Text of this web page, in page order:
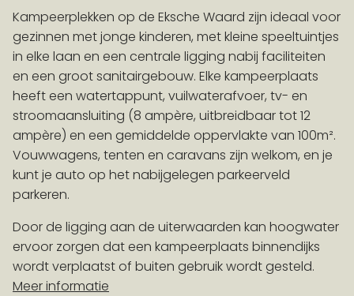
VROEGBOEKVOORDEEL
Boek > 100 dagen vóór aankomst en ontvang 10%
korting op accommodaties!Actievoorwaarden
Kampeerplekken op de Eksche Waard zijn ideaal voor
gezinnen met jonge kinderen, met kleine speeltuintjes
in elke laan en een centrale ligging nabij faciliteiten
en een groot sanitairgebouw. Elke kampeerplaats
heeft een watertappunt, vuilwaterafvoer, tv- en
stroomaansluiting (8 ampère, uitbreidbaar tot 12
ampère) en een gemiddelde oppervlakte van 100m².
Vouwwagens, tenten en caravans zijn welkom, en je
kunt je auto op het nabijgelegen parkeerveld
parkeren.
Door de ligging aan de uiterwaarden kan hoogwater
ervoor zorgen dat een kampeerplaats binnendijks
wordt verplaatst of buiten gebruik wordt gesteld.
Meer informatie